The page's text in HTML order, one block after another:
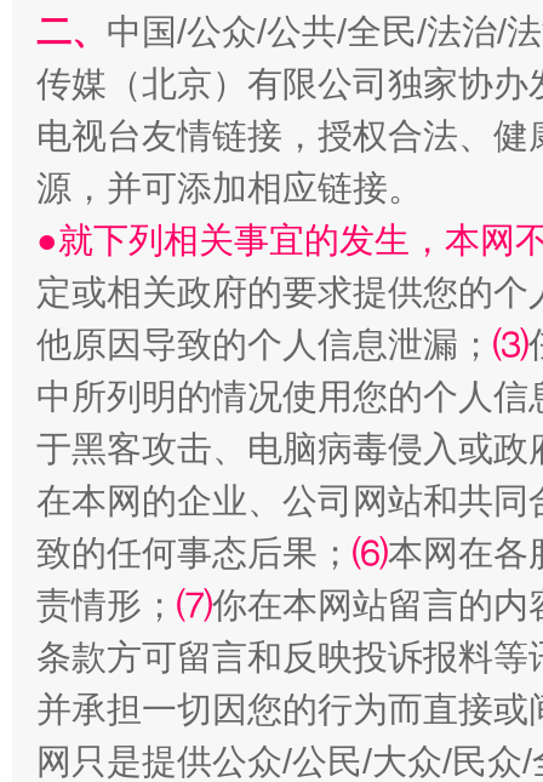
从幼儿园到大学，有这些资助 “
事关残疾人未来5年
二、 中国/公众/公共/全民/法治/
传媒（北京）有限公司独家协
电视台友情链接，授权合法、
源，并可添加相应链接。
●就下列相关事宜的发生，本网
定或相关政府的要求提供您的个
他原因导致的个人信息泄漏； ⑶
中所列明的情况使用您的个人
于黑客攻击、电脑病毒侵入或
在本网的企业、公司网站和共
致的任何事态后果； ⑹本网在各
责情形； ⑺你在本网站留言的内
条款方可留言和反映投诉报料
并承担一切因您的行为而直接
网只是提供公众/公民/大众/民